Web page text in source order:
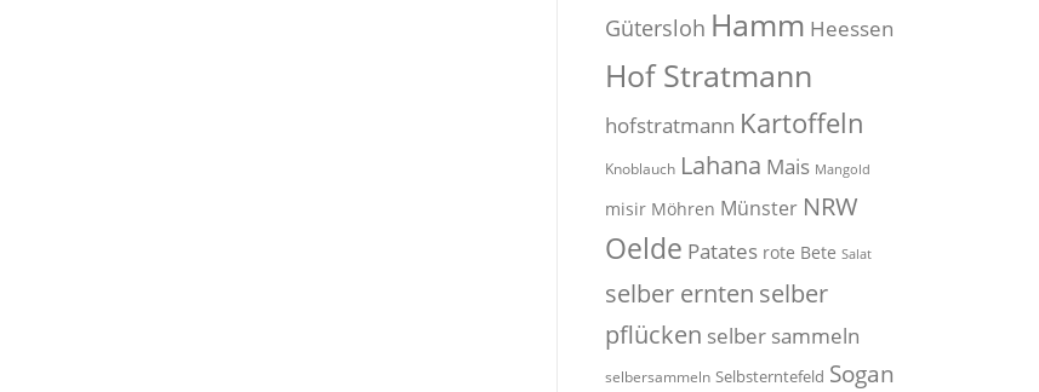
Gütersloh Hamm Heessen
Hof Stratmann
hofstratmann Kartoffeln
Knoblauch Lahana Mais Mangold
misir Möhren Münster NRW
Oelde Patates rote Bete Salat
selber ernten selber
pflücken selber sammeln
selbersammeln Selbsterntefeld Sogan